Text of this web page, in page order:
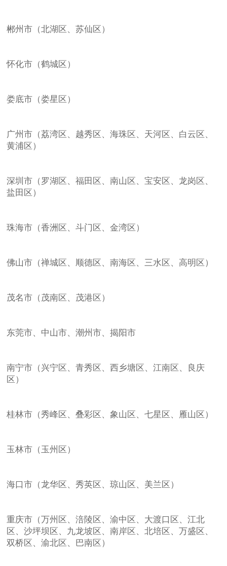
郴州市（北湖区、苏仙区）
怀化市（鹤城区）
娄底市（娄星区）
广州市（荔湾区、越秀区、海珠区、天河区、白云区、
黄浦区）
深圳市（罗湖区、福田区、南山区、宝安区、龙岗区、
盐田区）
珠海市（香洲区、斗门区、金湾区）
佛山市（禅城区、顺德区、南海区、三水区、高明区）
茂名市（茂南区、茂港区）
东莞市、中山市、潮州市、揭阳市
南宁市（兴宁区、青秀区、西乡塘区、江南区、良庆
区）
桂林市（秀峰区、叠彩区、象山区、七星区、雁山区）
玉林市（玉州区）
海口市（龙华区、秀英区、琼山区、美兰区）
重庆市（万州区、涪陵区、渝中区、大渡口区、江北
区、沙坪坝区、九龙坡区、南岸区、北培区、万盛区、
双桥区、渝北区、巴南区）